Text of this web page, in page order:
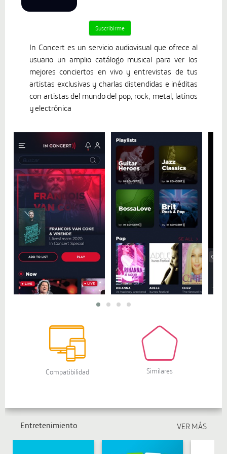
In Concert es un servicio audiovisual que ofrece al
usuario un amplio catálogo musical para ver los
mejores conciertos en vivo y entrevistas de tus
artistas exclusivas y charlas distendidas e inéditas
con artistas del mundo del pop, rock, metal, latinos
y electrónica
Entretenimiento